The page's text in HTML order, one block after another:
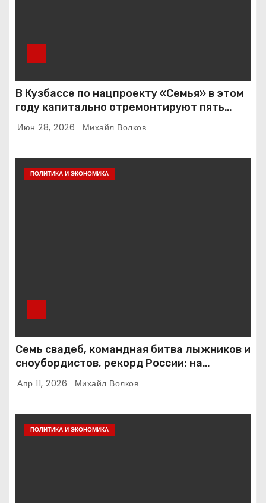
В Кузбассе по нацпроекту «Семья» в этом
году капитально отремонтируют пять
детских садов
Июн 28, 2026 Михайл Волков
ПОЛИТИКА И ЭКОНОМИКА
Семь свадеб, командная битва лыжников и
сноубордистов, рекорд России: на
Шерегеше стартовал фестиваль
«ГрелкаФест»
Апр 11, 2026 Михайл Волков
ПОЛИТИКА И ЭКОНОМИКА